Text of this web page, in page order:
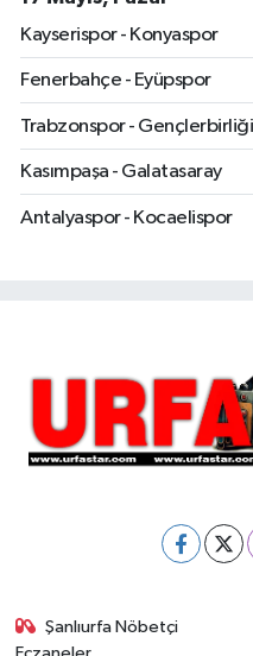
Kayserispor - Konyaspor
Fenerbahçe - Eyüpspor
Trabzonspor - Gençlerbirliği
Kasımpaşa - Galatasaray
Antalyaspor - Kocaelispor
Şanlıurfa Nöbetçi